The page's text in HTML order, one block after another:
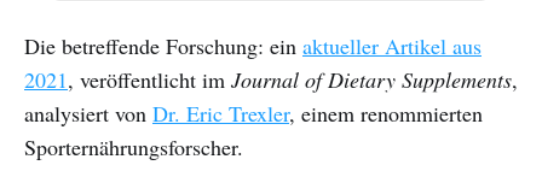
Die betreffende Forschung: ein aktueller Artikel aus
2021, veröffentlicht im Journal of Dietary Supplements,
analysiert von Dr. Eric Trexler, einem renommierten
Sporternährungsforscher.